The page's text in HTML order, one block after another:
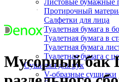
Листовые бумажные
Протирочный
Салфетки для лица
Туалетная бумага в
Туалетная бумага в
Туалетная бумага
Туалетная бумага с
Сушилки для рук
V-образные сушилки
Нажмите, чтобы увеличить
Мусорный бак